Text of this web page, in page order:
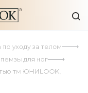
уходу за телом
для ног
тм ЮНИLOOK,